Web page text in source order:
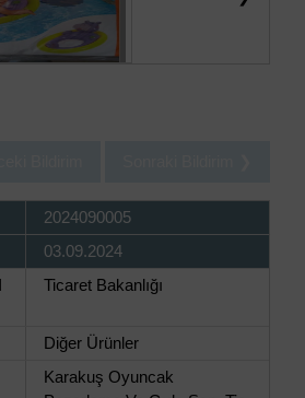
2024090005
03.09.2024
Ticaret Bakanlığı
Diğer Ürünler
Karakuş Oyuncak